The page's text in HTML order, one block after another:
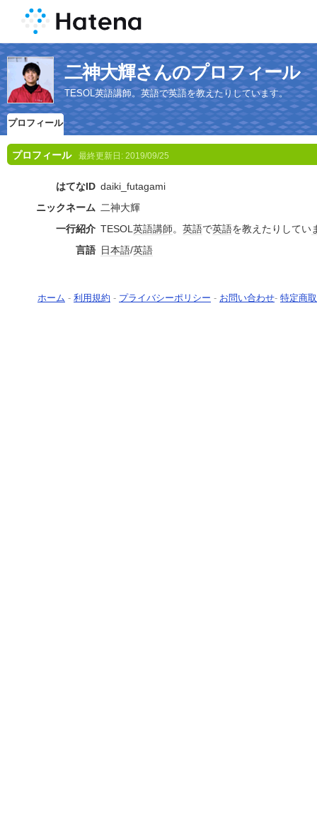
二神大輝さんのプロフィール
TESOL英語講師。英語で英語を教えたりしています。
プロフィール
プロフィール 最終更新日: 2019/09/25
はてなID daiki_futagami
ニックネーム 二神大輝
一行紹介 TESOL英語講師。 英語で英語を教えたりしてい
言語 日本語/英語
ホーム - 利用規約 - プライバシーポリシー - お問い合わせ- 特定商